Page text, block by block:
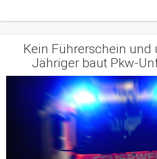
Kein Führerschein und
Jähriger baut Pkw-